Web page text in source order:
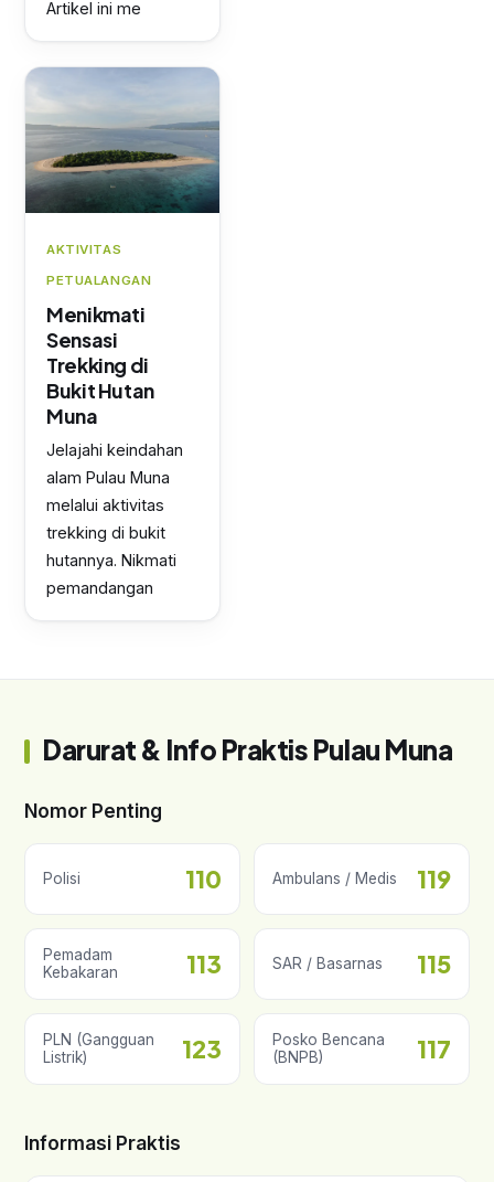
Artikel ini me
AKTIVITAS
PETUALANGAN
Menikmati
Sensasi
Trekking di
Bukit Hutan
Muna
Jelajahi keindahan
alam Pulau Muna
melalui aktivitas
trekking di bukit
hutannya. Nikmati
pemandangan
Darurat & Info Praktis Pulau Muna
Nomor Penting
Polisi 110 Ambulans / Medis 119
Pemadam
Kebakaran
113 SAR / Basarnas 115
PLN (Gangguan
Listrik)
123
Posko Bencana
(BNPB)
117
Informasi Praktis